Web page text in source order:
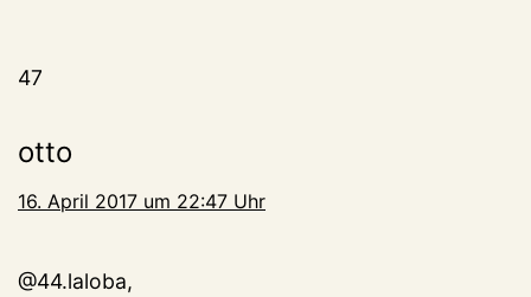
47
otto
16. April 2017 um 22:47 Uhr
@44.laloba,